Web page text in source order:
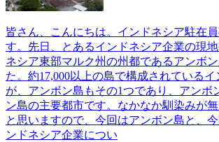
皆さん、こんにちは。インドネシア駐在
す。先日、とあるインドネシア企業の現
ネシア東部マルク州の州都であるアンボ
た。約17,000以上の島で構成されている
が、アンボン島もその1つであり、アンボ
ン島の主要都市です。なかなか馴染みが
と思いますので、今回はアンボン島と、
ンドネシア企業につい